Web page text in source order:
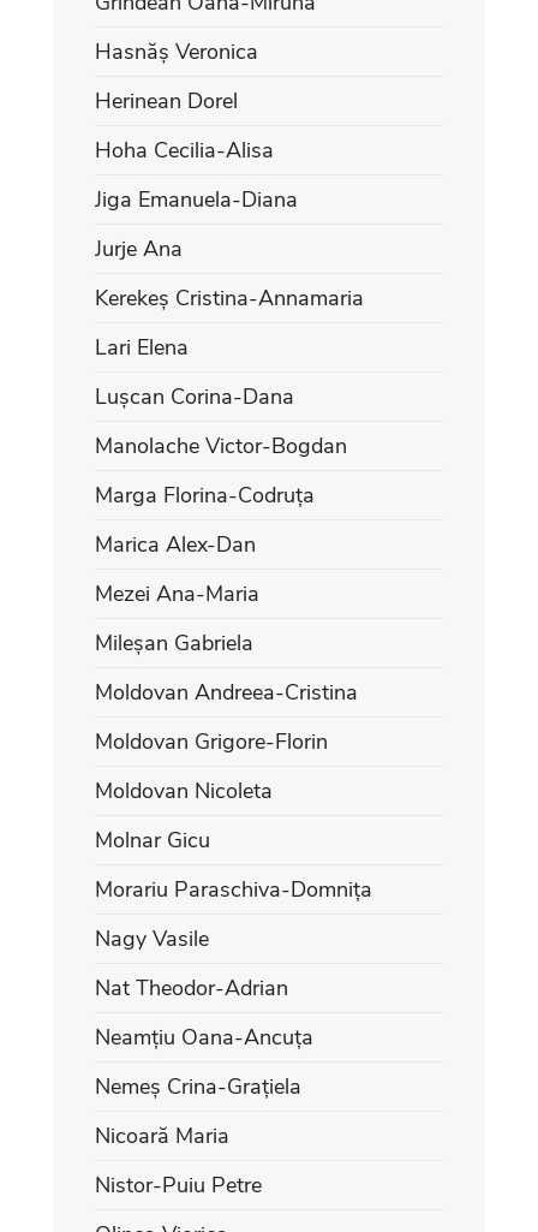
Hasnăș Veronica
Herinean Dorel
Hoha Cecilia-Alisa
Jiga Emanuela-Diana
Jurje Ana
Kerekeș Cristina-Annamaria
Lari Elena
Lușcan Corina-Dana
Manolache Victor-Bogdan
Marga Florina-Codruța
Marica Alex-Dan
Mezei Ana-Maria
Mileșan Gabriela
Moldovan Andreea-Cristina
Moldovan Grigore-Florin
Moldovan Nicoleta
Molnar Gicu
Morariu Paraschiva-Domnița
Nagy Vasile
Nat Theodor-Adrian
Neamțiu Oana-Ancuța
Nemeș Crina-Grațiela
Nicoară Maria
Nistor-Puiu Petre